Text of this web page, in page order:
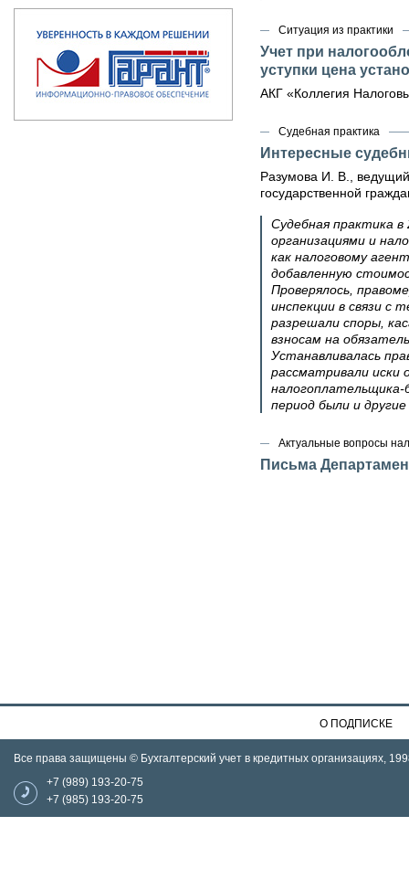
Ситуация из практики
Учет при
уступки цена
АКГ «Коллегия
Судебная практика
Интересные
Разумова И. В., ведущий
государственной
Судебная практика
организациями и
как налоговому
добавленную
Проверялось,
инспекции в связи с
разрешали споры,
взносам на
Устанавливалась
рассматривали иски
налогоплательщика-
период были и
Актуальные вопросы
Письма
О ПОДПИСКЕ
Все права защищены © Бухгалтерский учет в кредитных организациях,
+7 (989) 193-20-75
+7 (985) 193-20-75